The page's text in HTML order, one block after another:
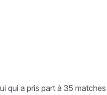
qui a pris part à 35 matches